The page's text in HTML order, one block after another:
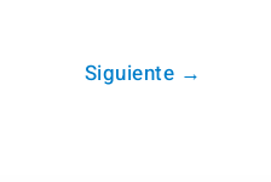
Siguiente →